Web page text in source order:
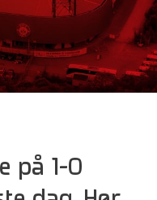
på 1-0